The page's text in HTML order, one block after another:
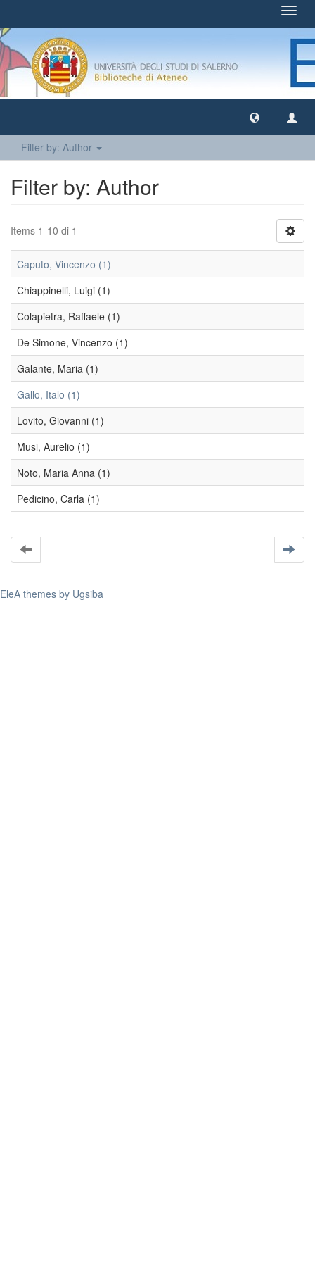
Filter by: Author
Filter by: Author
Items 1-10 di 1
Caputo, Vincenzo (1)
Chiappinelli, Luigi (1)
Colapietra, Raffaele (1)
De Simone, Vincenzo (1)
Galante, Maria (1)
Gallo, Italo (1)
Lovito, Giovanni (1)
Musi, Aurelio (1)
Noto, Maria Anna (1)
Pedicino, Carla (1)
EleA themes by Ugsiba